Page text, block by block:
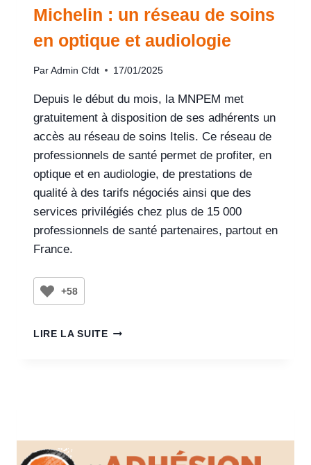
Michelin : un réseau de soins
en optique et audiologie
Par Admin Cfdt 17/01/2025
Depuis le début du mois, la MNPEM met
gratuitement à disposition de ses adhérents un
accès au réseau de soins Itelis. Ce réseau de
professionnels de santé permet de profiter, en
optique et en audiologie, de prestations de
qualité à des tarifs négociés ainsi que des
services privilégiés chez plus de 15 000
professionnels de santé partenaires, partout en
France.
+58
LIRE LA SUITE